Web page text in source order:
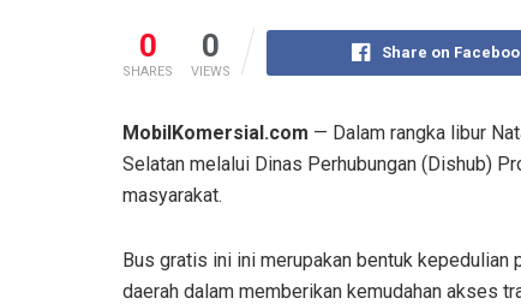
0
SHARES
0
VIEWS
Share on
MobilKomersial.com — Dalam rangka libur
Selatan melalui Dinas Perhubungan (Dishub)
masyarakat.
Bus gratis ini ini merupakan bentuk kepedulian
daerah dalam memberikan kemudahan akses